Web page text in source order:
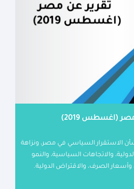
(اغسطس 2019)
الاستقرار السياسي في مصر، ونزاهة
والاتجاهات السياسية، والنمو
الصرف، والاقتراض الدولية.